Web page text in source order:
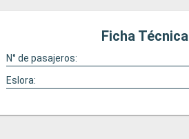
Ficha Técnica
N° de pasajeros:
Eslora: